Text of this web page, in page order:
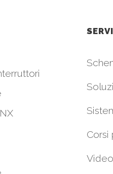
Corsi